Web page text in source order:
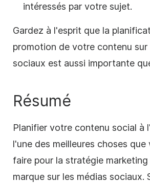
intéressés par votre sujet.
Gardez à l'esprit que la
promotion de votre contenu sur
sociaux est aussi importante
Résumé
Planifier votre contenu social à
l'une des meilleures choses que
faire pour la stratégie
marque sur les médias sociaux.